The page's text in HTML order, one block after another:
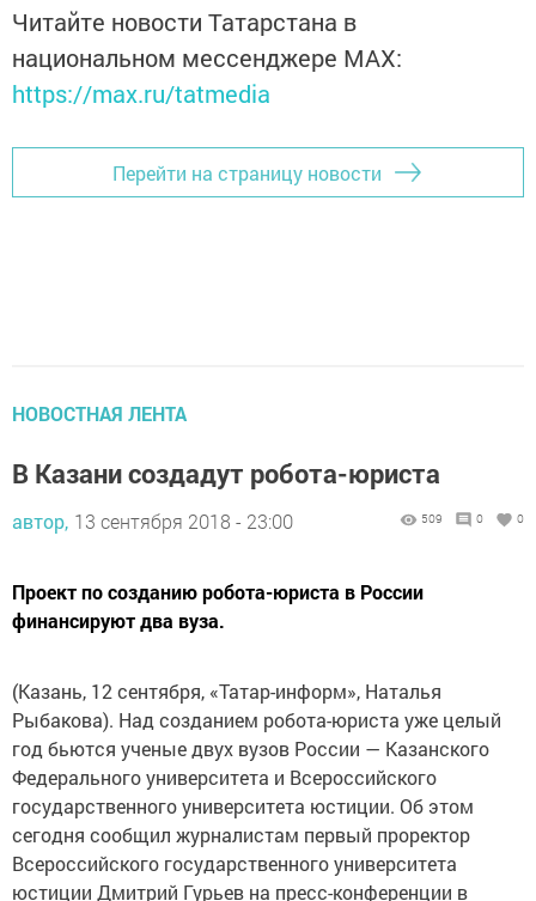
Читайте новости Татарстана в
национальном мессенджере MАХ:
https://max.ru/tatmedia
Перейти на страницу новости
НОВОСТНАЯ ЛЕНТА
В Казани создадут робота-юриста
автор, 13 сентября 2018 - 23:00 509 0 0
Проект по созданию робота-юриста в России
финансируют два вуза.
(Казань, 12 сентября, «Татар-информ», Наталья
Рыбакова). Над созданием робота-юриста уже целый
год бьются ученые двух вузов России — Казанского
Федерального университета и Всероссийского
государственного университета юстиции. Об этом
сегодня сообщил журналистам первый проректор
Всероссийского государственного университета
юстиции Дмитрий Гурьев на пресс-конференции в